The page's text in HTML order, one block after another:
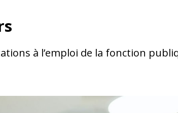
à l’emploi de la fonction